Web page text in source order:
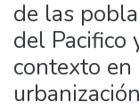
de las
del Pacifico
contexto